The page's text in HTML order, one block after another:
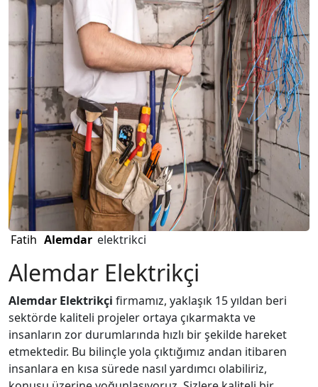
Fatih Alemdar elektrikci
Alemdar Elektrikçi
Alemdar Elektrikçi firmamız, yaklaşık 15 yıldan beri
sektörde kaliteli projeler ortaya çıkarmakta ve
insanların zor durumlarında hızlı bir şekilde hareket
etmektedir. Bu bilinçle yola çıktığımız andan itibaren
insanlara en kısa sürede nasıl yardımcı olabiliriz,